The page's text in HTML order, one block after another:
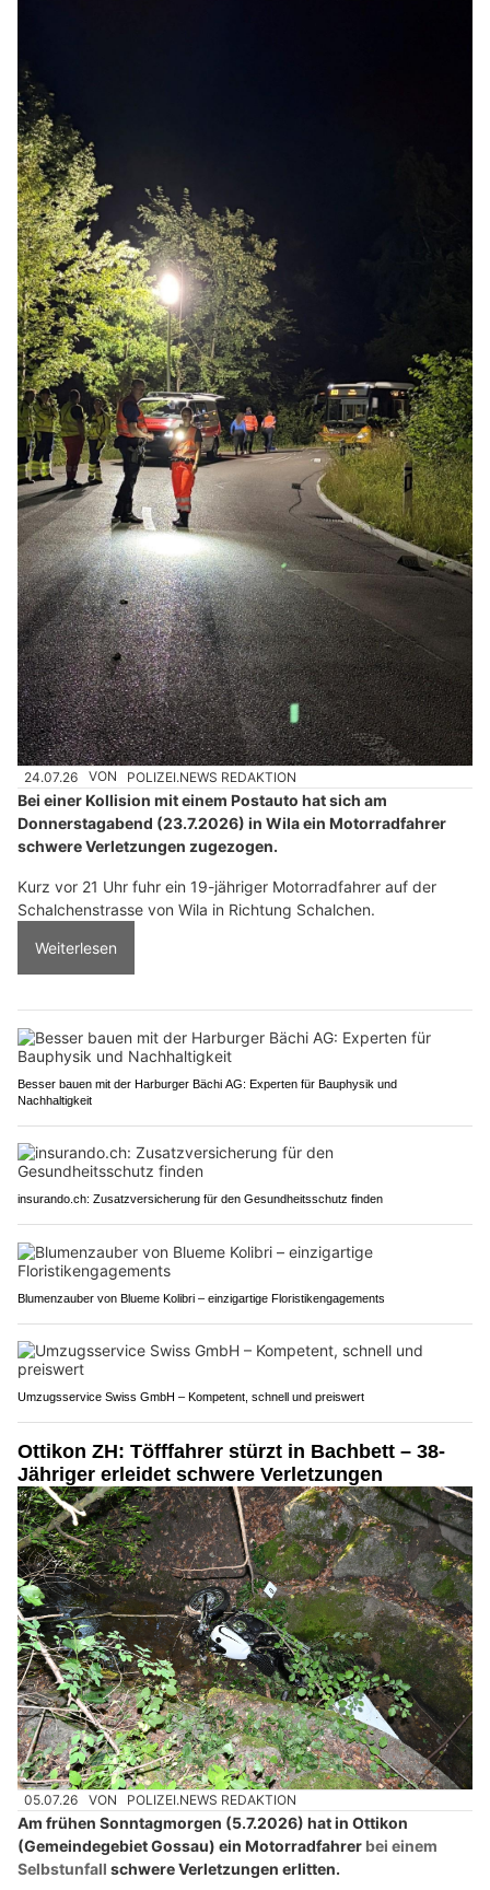
24.07.26 VON POLIZEI.NEWS REDAKTION
Bei einer Kollision mit einem Postauto hat sich am
Donnerstagabend (23.7.2026) in Wila ein Motorradfahrer
schwere Verletzungen zugezogen.
Kurz vor 21 Uhr fuhr ein 19-jähriger Motorradfahrer auf der
Schalchenstrasse von Wila in Richtung Schalchen.
Weiterlesen
Besser bauen mit der Harburger Bächi AG: Experten für Bauphysik und
Nachhaltigkeit
insurando.ch: Zusatzversicherung für den Gesundheitsschutz finden
Blumenzauber von Blueme Kolibri – einzigartige Floristikengagements
Umzugsservice Swiss GmbH – Kompetent, schnell und preiswert
Ottikon ZH: Töfffahrer stürzt in Bachbett – 38-
Jähriger erleidet schwere Verletzungen
05.07.26 VON POLIZEI.NEWS REDAKTION
Am frühen Sonntagmorgen (5.7.2026) hat in Ottikon
(Gemeindegebiet Gossau) ein Motorradfahrer bei einem
Selbstunfall schwere Verletzungen erlitten.